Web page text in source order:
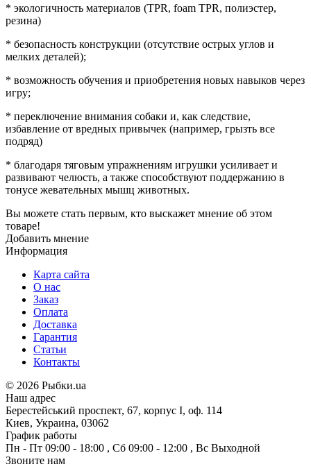
* экологичность материалов (TPR, foam TPR, полиэстер,
резина)
* безопасность конструкции (отсутствие острых углов и
мелких деталей);
* возможность обучения и приобретения новых навыков через
игру;
* переключение внимания собаки и, как следствие,
избавление от вредных привычек (например, грызть все
подряд)
* благодаря тяговым упражнениям игрушки усиливает и
развивают челюсть, а также способствуют поддержанию в
тонусе жевательных мышц животных.
Вы можете стать первым, кто выскажет мнение об этом
товаре!
Добавить мнение
Информация
Карта сайта
О нас
Заказ
Оплата
Доставка
Гарантия
Статьи
Контакты
© 2026 Рыбки.ua
Наш адрес
Берестейський проспект, 67, корпус I, оф. 114
Киев, Украина, 03062
График работы
Пн - Пт 09:00 - 18:00 , Сб 09:00 - 12:00 , Вс Выходной
Звоните нам